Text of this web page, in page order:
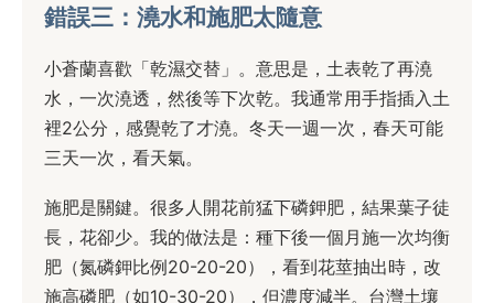
錯誤三：澆水和施肥太隨意
小蒼蘭喜歡「乾濕交替」。意思是，土表乾了再澆
水，一次澆透，然後等下次乾。我通常用手指插入土
裡2公分，感覺乾了才澆。冬天一週一次，春天可能
三天一次，看天氣。
施肥是關鍵。很多人開花前猛下磷鉀肥，結果葉子徒
長，花卻少。我的做法是：種下後一個月施一次均衡
肥（氮磷鉀比例20-20-20），看到花莖抽出時，改
施高磷肥（如10-30-20），但濃度減半。台灣土壤